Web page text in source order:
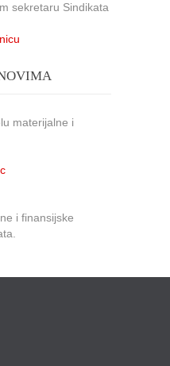
sekretaru Sindikata
materijalne i
i finansijske